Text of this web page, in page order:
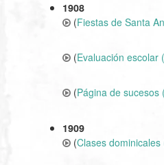
1908
(Fiestas de Santa
(Evaluación escolar
(Página de sucesos
1909
(Clases